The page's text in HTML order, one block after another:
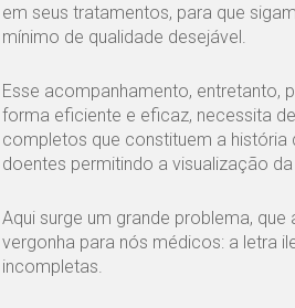
em seus tratamentos, para que
mínimo de qualidade desejável.
Esse acompanhamento, entretanto,
forma eficiente e eficaz, necessita
completos que constituem a história
doentes permitindo a visualização
Aqui surge um grande problema, que
vergonha para nós médicos: a letra
incompletas.